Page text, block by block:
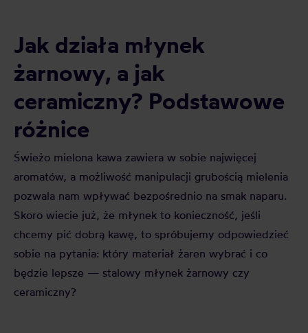
Jak działa młynek
żarnowy, a jak
ceramiczny? Podstawowe
różnice
Świeżo mielona kawa zawiera w sobie najwięcej
aromatów, a możliwość manipulacji grubością mielenia
pozwala nam wpływać bezpośrednio na smak naparu.
Skoro wiecie już, że młynek to konieczność, jeśli
chcemy pić dobrą kawę, to spróbujemy odpowiedzieć
sobie na pytania: który materiał żaren wybrać i co
będzie lepsze — stalowy młynek żarnowy czy
ceramiczny?